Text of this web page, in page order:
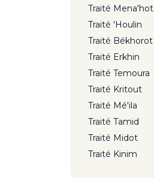
Traité Mena'hot
Traité 'Houlin
Traité Békhorot
Traité Erkhin
Traité Temoura
Traité Kritout
Traité Mé'ila
Traité Tamid
Traité Midot
Traité Kinim